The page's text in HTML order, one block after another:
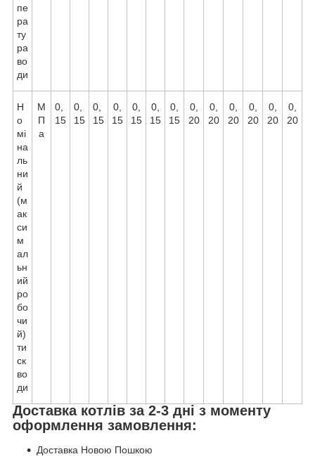
пе
ра
ту
ра
во
ди
Н
о
мі
на
ль
ни
й
(м
ак
си
м
ал
ьн
ий
ро
бо
чи
й)
ти
ск
во
ди
М
П
а
0,
15
0,
15
0,
15
0,
15
0,
15
0,
15
0,
15
0,
20
0,
20
0,
20
0,
20
0,
20
0,
20
Доставка котлів за 2-3 дні з моменту
оформлення замовлення:
Доставка Новою Пошкою